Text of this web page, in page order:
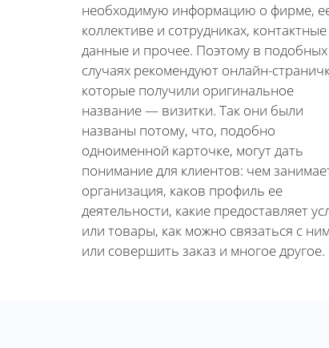
необходимую информацию о фирме,
коллективе и сотрудниках, контактные
данные и прочее. Поэтому в подобных
случаях рекомендуют онлайн-
которые получили оригинальное
название — визитки. Так они были
названы потому, что, подобно
одноименной карточке, могут дать
понимание для клиентов: чем
организация, каков профиль ее
деятельности, какие предоставляет
или товары, как можно связаться с
или совершить заказ и многое другое.